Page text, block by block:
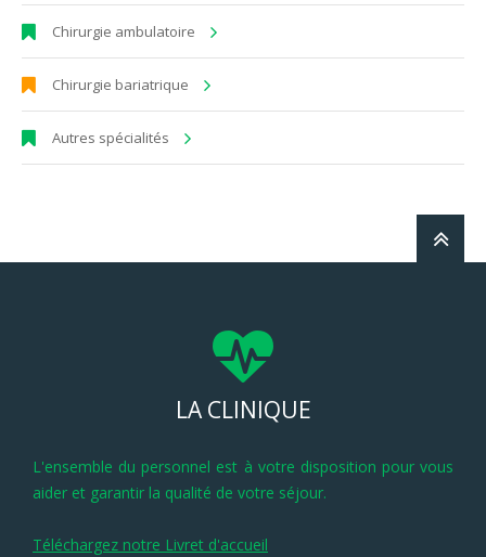
Chirurgie ambulatoire
Chirurgie bariatrique
Autres spécialités
LA CLINIQUE
L'ensemble du personnel est à votre disposition pour vous
aider et garantir la qualité de votre séjour.
Téléchargez notre Livret d'accueil